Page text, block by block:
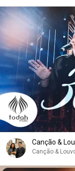
Canção &
Canção &